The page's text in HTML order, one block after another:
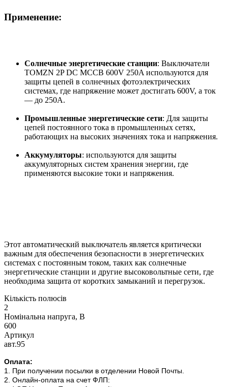
Применение:
Солнечные энергетические станции: Выключатели
TOMZN 2P DC MCCB 600V 250A используются для
защиты цепей в солнечных фотоэлектрических
системах, где напряжение может достигать 600V, а ток
— до 250A.
Промышленные энергетические сети: Для защиты
цепей постоянного тока в промышленных сетях,
работающих на высоких значениях тока и напряжения.
Аккумуляторы: используются для защиты
аккумуляторных систем хранения энергии, где
применяются высокие токи и напряжения.
Этот автоматический выключатель является критически
важным для обеспечения безопасности в энергетических
системах с постоянным током, таких как солнечные
энергетические станции и другие высоковольтные сети, где
необходима защита от коротких замыканий и перегрузок.
Кількість полюсів
2
Номінальна напруга, В
600
Артикул
авт.95
Оплата:
1. При получении посылки в отделении Новой Почты.
2. Онлайн-оплата на счет ФЛП: